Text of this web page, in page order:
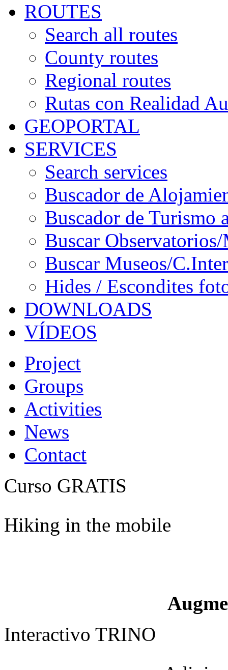
ROUTES
Search all routes
County routes
Regional routes
Rutas con Realidad
GEOPORTAL
SERVICES
Search services
Buscador de
Buscador de Turismo
Buscar
Buscar Museos/
Hides / Escondites
DOWNLOADS
VÍDEOS
Project
Groups
Activities
News
Contact
Curso GRATIS
Hiking in the mobile
Interactivo TRINO